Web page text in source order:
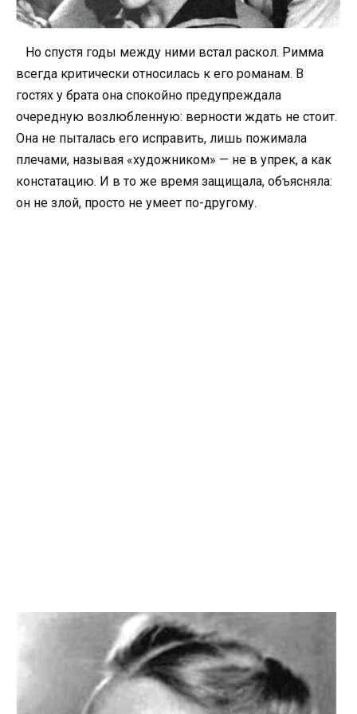
Но спустя годы между ними встал раскол. Римма
всегда критически относилась к его романам. В
гостях у брата она спокойно предупреждала
очередную возлюбленную: верности ждать не стоит.
Она не пыталась его исправить, лишь пожимала
плечами, называя «художником» — не в упрек, а как
констатацию. И в то же время защищала, объясняла:
он не злой, просто не умеет по-другому.